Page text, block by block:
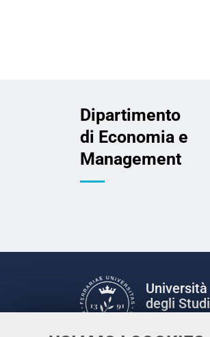
Dipartimento
di Economia e
Management
Università
degli Studi